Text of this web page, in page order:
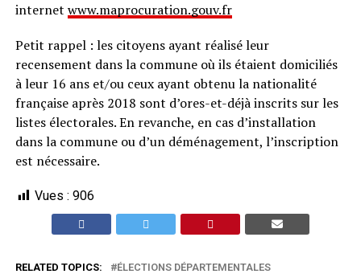
internet www.maprocuration.gouv.fr
Petit rappel : les citoyens ayant réalisé leur
recensement dans la commune où ils étaient domiciliés
à leur 16 ans et/ou ceux ayant obtenu la nationalité
française après 2018 sont d’ores-et-déjà inscrits sur les
listes électorales. En revanche, en cas d’installation
dans la commune ou d’un déménagement, l’inscription
est nécessaire.
Vues : 906
RELATED TOPICS:
ÉLECTIONS DÉPARTEMENTALES